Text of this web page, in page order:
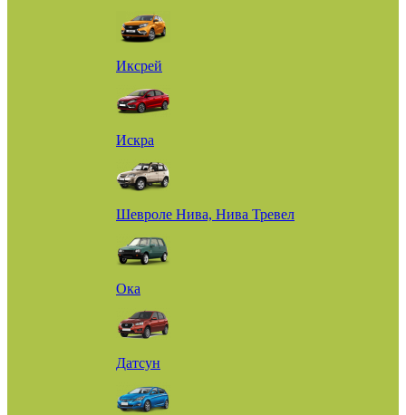
Иксрей
Искра
Шевроле Нива, Нива Тревел
Ока
Датсун